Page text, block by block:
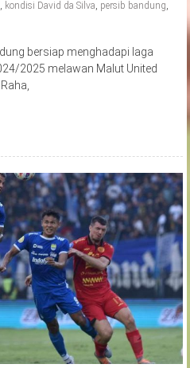
kondisi David da Silva persib bandung
bersiap menghadapi laga
2025 melawan Malut United